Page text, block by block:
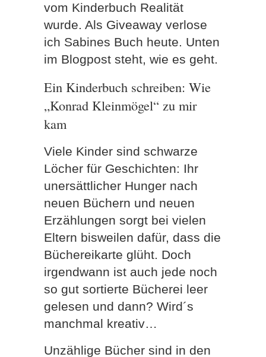
vom Kinderbuch Realität
wurde. Als Giveaway verlose
ich Sabines Buch heute. Unten
im Blogpost steht, wie es geht.
Ein Kinderbuch schreiben: Wie
„Konrad Kleinmögel“ zu mir
kam
Viele Kinder sind schwarze
Löcher für Geschichten: Ihr
unersättlicher Hunger nach
neuen Büchern und neuen
Erzählungen sorgt bei vielen
Eltern bisweilen dafür, dass die
Büchereikarte glüht. Doch
irgendwann ist auch jede noch
so gut sortierte Bücherei leer
gelesen und dann? Wird´s
manchmal kreativ…
Unzählige Bücher sind in den